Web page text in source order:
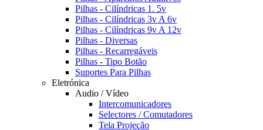
Pilhas - Cilíndricas 1. 5v
Pilhas - Cilíndricas 3v A 6v
Pilhas - Cilíndricas 9v A 12v
Pilhas - Diversas
Pilhas - Recarregáveis
Pilhas - Tipo Botão
Suportes Para Pilhas
Eletrónica
Audio / Vídeo
Intercomunicadores
Selectores / Comutadores
Tela Projeção